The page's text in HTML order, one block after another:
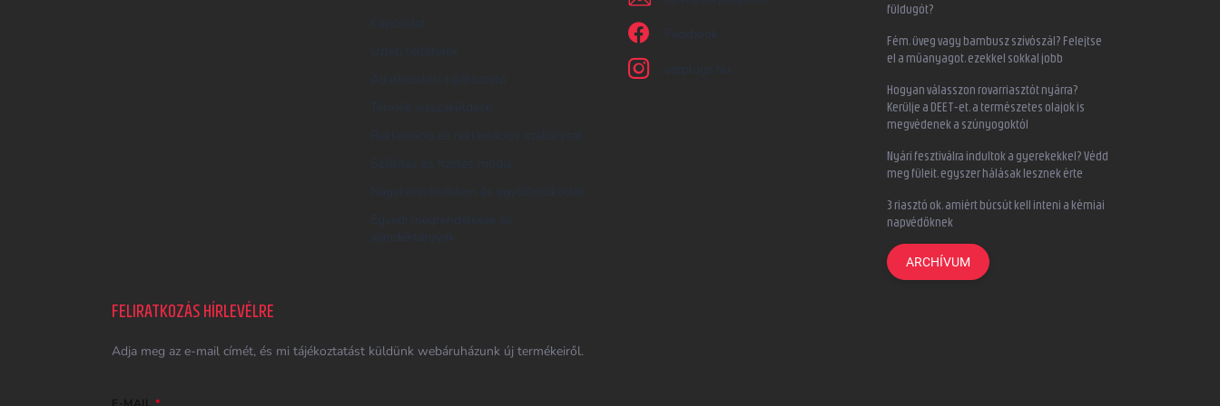
Kapcsolat
Üzleti feltételek
Adatkezelési tájékoztató
Termék visszaküldése
Reklamáció és reklamációs szabályzat
Szállítás és fizetés módja
Nagykereskedelem és együttműködés
Egyedi megrendelések és
ajándéktárgyak
Facebook
earplugs.hu
füldugót?
Fém, üveg vagy bambusz szívószál? Felejtse
el a műanyagot, ezekkel sokkal jobb
Hogyan válasszon rovarriasztót nyárra?
Kerülje a DEET-et, a természetes olajok is
megvédenek a szúnyogoktól
Nyári fesztiválra indultok a gyerekekkel? Védd
meg füleit, egyszer hálásak lesznek érte
3 riasztó ok, amiért búcsút kell inteni a kémiai
napvédőknek
ARCHÍVUM
FELIRATKOZÁS HÍRLEVÉLRE
Adja meg az e-mail címét, és mi tájékoztatást küldünk webáruházunk új termékeiről.